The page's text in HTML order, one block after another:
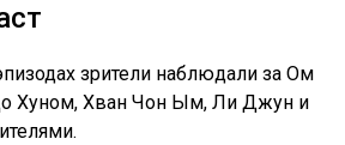
зрители наблюдали за Ом
Хуном, Хван Чон Ым, Ли Джун и